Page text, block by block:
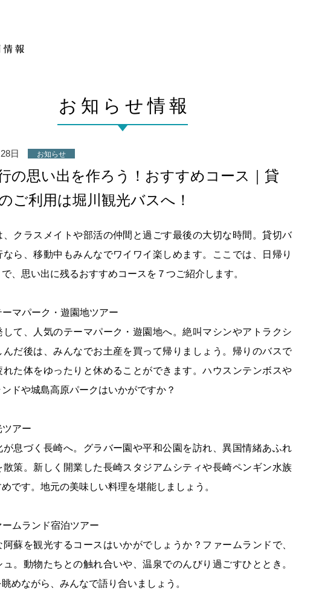
お知らせ情報
日 お知らせ
の思い出を作ろう！おすすめコース｜貸
ご利用は堀川観光バスへ！
、クラスメイトや部活の仲間と過ごす最後の大切な時間。貸切バ
なら、移動中もみんなでワイワイ楽しめます。ここでは、日帰り
、思い出に残るおすすめコースを７つご紹介します。
ーマパーク・遊園地ツアー
して、人気のテーマパーク・遊園地へ。絶叫マシンやアトラクシ
んだ後は、みんなでお土産を買って帰りましょう。帰りのバスで
れた体をゆったりと休めることができます。ハウスンテンボスや
ドや城島高原パークはいかがですか？
ツアー
が息づく長崎へ。グラバー園や平和公園を訪れ、異国情緒あふれ
散策。新しく開業した長崎スタジアムシティや長崎ペンギン水族
です。地元の美味しい料理を堪能しましょう。
ームランド宿泊ツアー
阿蘇を観光するコースはいかがでしょうか？ファームランドで、
ュ。動物たちとの触れ合いや、温泉でのんびり過ごすひととき。
めながら、みんなで語り合いましょう。